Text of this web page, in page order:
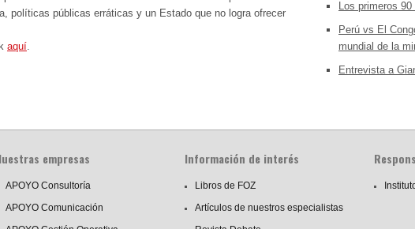
políticas públicas erráticas y un Estado que no logra ofrecer
aquí.
Los primeros
Perú vs El
mundial de la
Entrevista a
empresas
APOYO Consultoría
APOYO Comunicación
Información de interés
Libros de FOZ
Artículos de nuestros especialistas